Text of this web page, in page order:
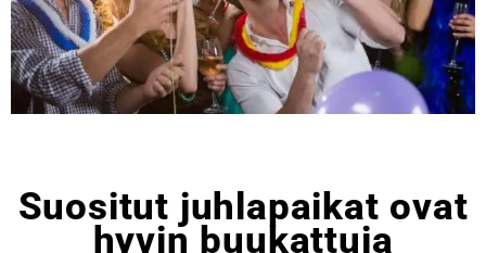
Suositut juhlapaikat ovat
hyvin buukattuja